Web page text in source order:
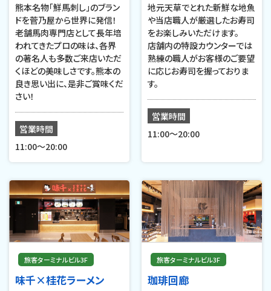
熊本名物「鮮馬刺し」のブラン
ドを菅乃屋から世界に発信！
老舗馬肉専門店として長年培
われてきたプロの味は、各界
の著名人も多数ご来店いただ
くほどの美味しさです。熊本の
良き思い出に、是非ご賞味くだ
さい！
営業時間
11:00～20:00
地元天草でとれた新鮮な地魚
や当店職人が厳選したお寿司
をお楽しみいただけます。
店舗内の特設カウンターでは
熟練の職人がお客様のご要望
に応じお寿司を握っておりま
す。
営業時間
11:00〜20:00
旅客ターミナルビル3F
味千×桂花ラーメン
旅客ターミナルビル3F
珈琲回廊